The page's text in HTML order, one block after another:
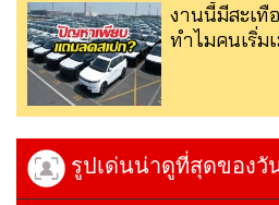
งานนี้มีสะเทื
ทำไมคนเริ่ม
รูปเด่นน่าดูที่สุดของวั